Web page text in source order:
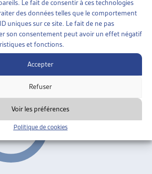
Le fait de consentir à ces technologies
des données telles que le comportement
uniques sur ce site. Le fait de ne pas
son consentement peut avoir un effet négatif
et fonctions.
Accepter
Refuser
Voir les préférences
Politique de cookies
»ENDETTEMENT ET
»GÉNÉRALITÉS
POUR POUVOIR INSÉRER
d’automne 2010
ARTIAS